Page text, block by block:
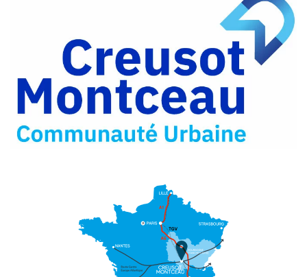
Facebook
Partager
Twitter
Partager
par
e-
mail